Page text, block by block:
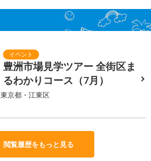
豊洲市場見学ツアー 全街区ま
るわかりコース（7月）
東京都・江東区
閲覧履歴をもっと見る